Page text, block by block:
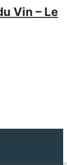
Vin – Le